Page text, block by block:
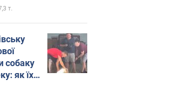
т.
собаку
як їх